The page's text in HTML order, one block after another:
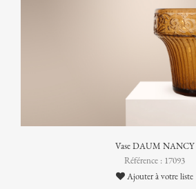
Vase DAUM NANCY
Référence : 17093
Ajouter à votre liste